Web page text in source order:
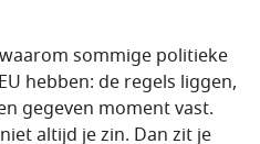
sommige politieke
hebben: de regels liggen,
gegeven moment vast.
altijd je zin. Dan zit je